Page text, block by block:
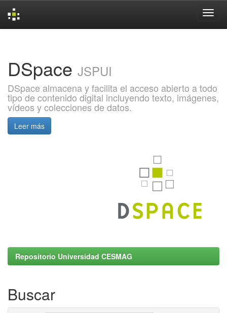
DSpace JSPUI
DSpace almacena y facilita el acceso abierto a todo
tipo de contenido digital incluyendo texto, imágenes,
vídeos y colecciones de datos.
Leer más
Repositorio Universidad CESMAG
Buscar